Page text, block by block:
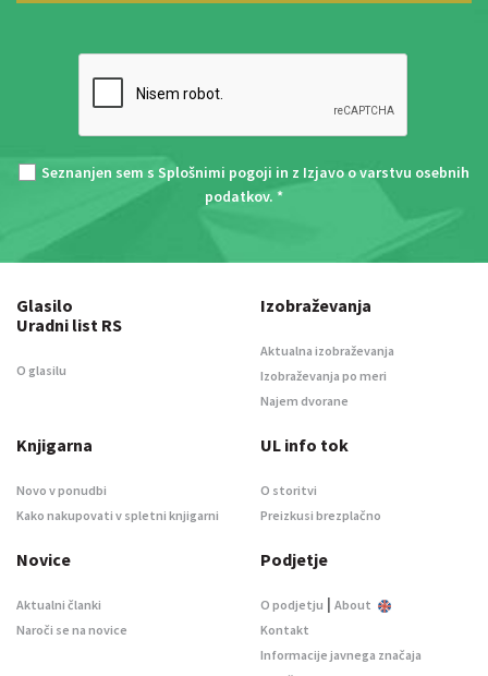
Seznanjen sem s Splošnimi pogoji in z Izjavo o varstvu osebnih
podatkov. *
Glasilo
Uradni list RS
O glasilu
Izobraževanja
Aktualna izobraževanja
Izobraževanja po meri
Najem dvorane
Knjigarna
Novo v ponudbi
Kako nakupovati v spletni knjigarni
UL info tok
O storitvi
Preizkusi brezplačno
Novice
Aktualni članki
Naroči se na novice
Podjetje
O podjetju
About
Kontakt
Informacije javnega značaja